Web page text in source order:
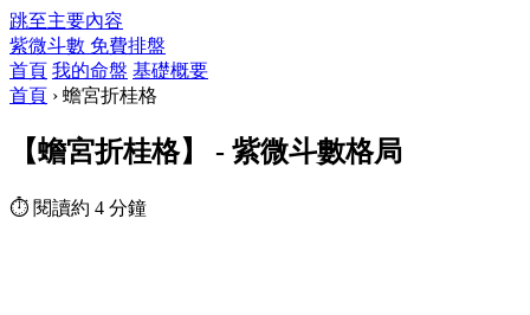
跳至主要內容
紫微斗數 免費排盤
首頁 我的命盤 基礎概要
首頁 › 蟾宮折桂格
【蟾宮折桂格】 - 紫微斗數格局
⏱ 閱讀約 4 分鐘